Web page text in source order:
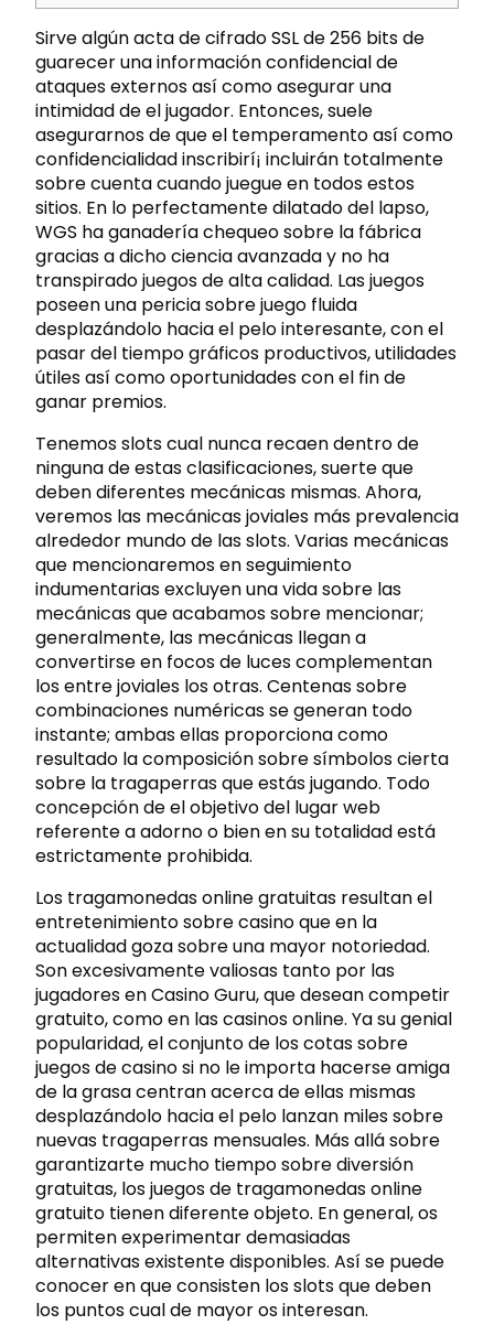
Sirve algún acta de cifrado SSL de 256 bits de
guarecer una información confidencial de
ataques externos así­ como asegurar una
intimidad de el jugador. Entonces, suele
asegurarnos de que el temperamento así­ como
confidencialidad inscribirí¡ incluirán totalmente
sobre cuenta cuando juegue en todos estos
sitios. En lo perfectamente dilatado del lapso,
WGS ha ganadería chequeo sobre la fábrica
gracias a dicho ciencia avanzada y no ha
transpirado juegos de alta calidad. Las juegos
poseen una pericia sobre juego fluida
desplazándolo hacia el pelo interesante, con el
pasar del tiempo gráficos productivos, utilidades
útiles así­ como oportunidades con el fin de
ganar premios.
Tenemos slots cual nunca recaen dentro de
ninguna de estas clasificaciones, suerte que
deben diferentes mecánicas mismas. Ahora,
veremos las mecánicas joviales más prevalencia
alrededor mundo de las slots. Varias mecánicas
que mencionaremos en seguimiento
indumentarias excluyen una vida sobre las
mecánicas que acabamos sobre mencionar;
generalmente, las mecánicas llegan a
convertirse en focos de luces complementan
los entre joviales los otras. Centenas sobre
combinaciones numéricas se generan todo
instante; ambas ellas proporciona como
resultado la composición sobre símbolos cierta
sobre la tragaperras que estás jugando. Todo
concepción de el objetivo del lugar web
referente a adorno o bien en su totalidad está
estrictamente prohibida.
Los tragamonedas online gratuitas resultan el
entretenimiento sobre casino que en la
actualidad goza sobre una mayor notoriedad.
Son excesivamente valiosas tanto por las
jugadores en Casino Guru, que desean competir
gratuito, como en las casinos online. Ya su genial
popularidad, el conjunto de los cotas sobre
juegos de casino si no le importa hacerse amiga
de la grasa centran acerca de ellas mismas
desplazándolo hacia el pelo lanzan miles sobre
nuevas tragaperras mensuales. Más allá sobre
garantizarte mucho tiempo sobre diversión
gratuitas, los juegos de tragamonedas online
gratuito tienen diferente objeto. En general, os
permiten experimentar demasiadas
alternativas existente disponibles. Así se puede
conocer en que consisten los slots que deben
los puntos cual de mayor os interesan.